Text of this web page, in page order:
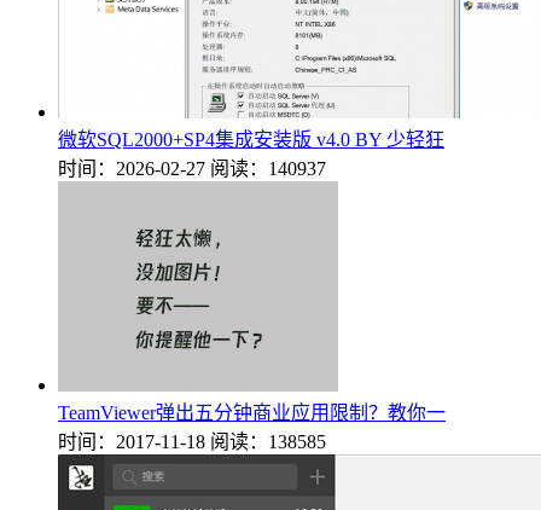
微软SQL2000+SP4集成安装版 v4.0 BY 少轻狂
时间：2026-02-27 阅读：140937
TeamViewer弹出五分钟商业应用限制？教你一
时间：2017-11-18 阅读：138585